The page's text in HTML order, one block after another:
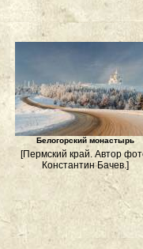
Белогорский монастырь
[Пермский край. Автор
Константин Бачев.]